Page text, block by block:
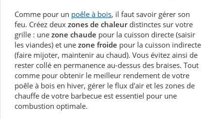
Comme pour un poêle à bois, il faut savoir gérer son
feu. Créez deux zones de chaleurdistinctes sur votre
grille : une zone chaude pour la cuisson directe (saisir
les viandes) et une zone froide pour la cuisson indirecte
(faire mijoter, maintenir au chaud). Vous évitez ainsi de
rester collé en permanence au-dessus des braises. Tout
comme pour obtenir le meilleur rendement de votre
poêle à bois en hiver, gérer le flux d'air et les zones de
chauffe de votre barbecue est essentiel pour une
combustion optimale.